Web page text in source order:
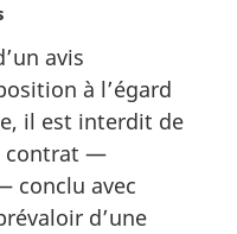
avis
à l’égard
il est interdit de
contrat —
conclu avec
d’une